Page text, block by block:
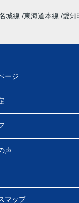
城線 東海道本線 愛
ージ
声
マップ